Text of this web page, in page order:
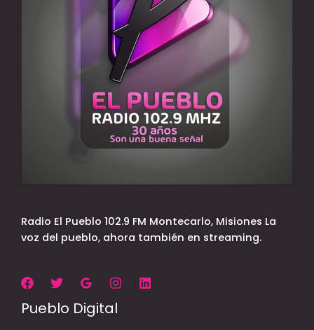
Radio El Pueblo 102.9 FM Montecarlo, Misiones La
voz del pueblo, ahora también en streaming.
Pueblo Digital